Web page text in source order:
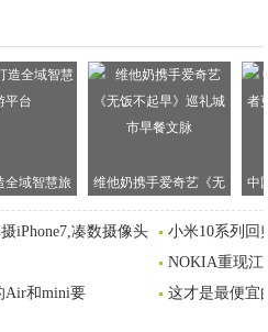
全域智慧旅
台
维他奶携手爱奇艺《无
饭不起早》巡礼城市早
餐文脉
中
更
iPhone7,凑数摄像头
小米10系列回
NOKIA重现江
Air和mini要
这才是最便宜